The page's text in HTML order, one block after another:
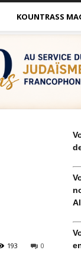
KOUNTRASS
0
193